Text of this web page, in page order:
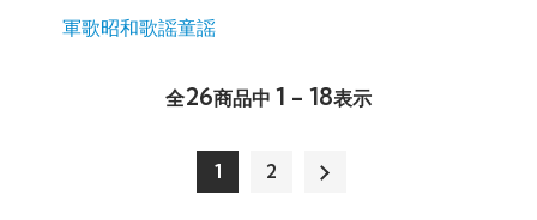
軍歌昭和歌謡童謡
全26商品中 1 - 18表示
1 2